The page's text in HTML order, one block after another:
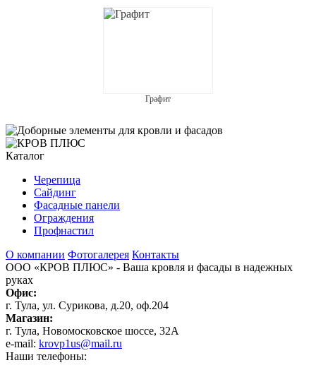
Графит
Каталог
Черепица
Сайдинг
Фасадные панели
Ограждения
Профнастил
О компании Фотогалерея Контакты
ООО «КРОВ ПЛЮС» - Ваша кровля и фасады в надежных
руках
Офис:
г. Тула, ул. Сурикова, д.20, оф.204
Магазин:
г. Тула, Новомосковское шоссе, 32А
e-mail: krovp1us@mail.ru
Наши телефоны: